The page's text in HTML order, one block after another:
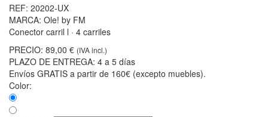
REF: 20202-UX
MARCA: Ole! by FM
Conector carril l · 4 carriles
PRECIO: 89,00 € (IVA incl.)
PLAZO DE ENTREGA: 4 a 5 días
Envíos GRATIS a partir de 160€ (excepto muebles).
Color: